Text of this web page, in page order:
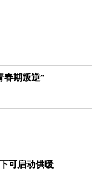
春期叛逆”
可启动供暖